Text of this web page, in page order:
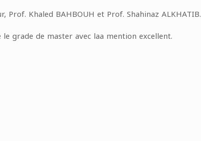
Prof. Khaled BAHBOUH et Prof. Shahinaz ALKHATIB.
grade de master avec laa mention excellent.